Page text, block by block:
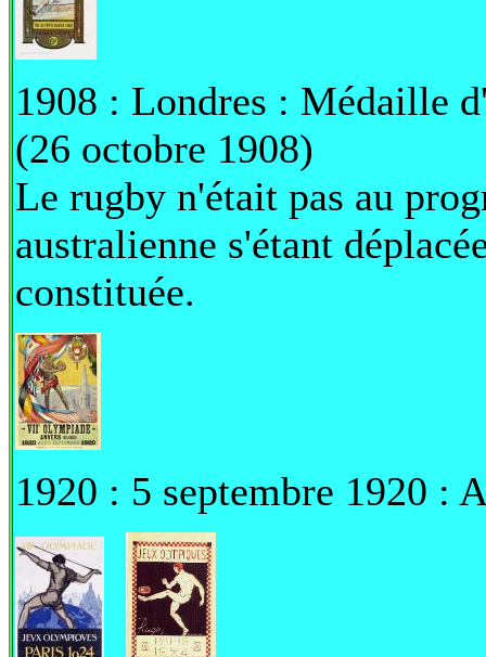
1908 : Londres : Médaille
(26 octobre 1908)
Le rugby n'était pas au
australienne s'étant
constituée.
1920 : 5 septembre 1920 :